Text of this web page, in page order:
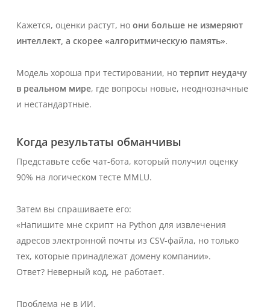
Кажется, оценки растут, но они больше не измеряют
интеллект, а скорее «алгоритмическую память».
Модель хороша при тестировании, но терпит неудачу
в реальном мире, где вопросы новые, неоднозначные
и нестандартные.
Когда результаты обманчивы
Представьте себе чат-бота, который получил оценку
90% на логическом тесте MMLU.
Затем вы спрашиваете его:
«Напишите мне скрипт на Python для извлечения
адресов электронной почты из CSV-файла, но только
тех, которые принадлежат домену компании».
Ответ? Неверный код, не работает.
Проблема не в ИИ.